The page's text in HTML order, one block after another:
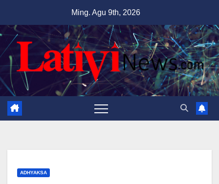
content
Ming. Agu 9th, 2026
ADHYAKSA